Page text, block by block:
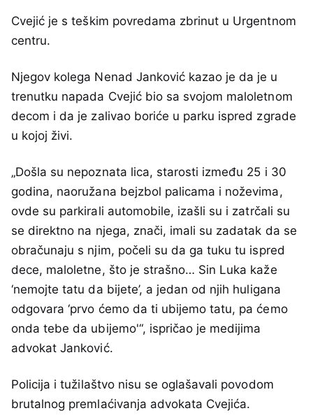
Cvejić je s teškim povredama zbrinut u Urgentnom
centru.
Njegov kolega Nenad Janković kazao je da je u
trenutku napada Cvejić bio sa svojom maloletnom
decom i da je zalivao boriće u parku ispred zgrade
u kojoj živi.
„Došla su nepoznata lica, starosti između 25 i 30
godina, naoružana bejzbol palicama i noževima,
ovde su parkirali automobile, izašli su i zatrčali su
se direktno na njega, znači, imali su zadatak da se
obračunaju s njim, počeli su da ga tuku tu ispred
dece, maloletne, što je strašno… Sin Luka kaže
‘nemojte tatu da bijete’, a jedan od njih huligana
odgovara ‘prvo ćemo da ti ubijemo tatu, pa ćemo
onda tebe da ubijemo'“, ispričao je medijima
advokat Janković.
Policija i tužilaštvo nisu se oglašavali povodom
brutalnog premlaćivanja advokata Cvejića.